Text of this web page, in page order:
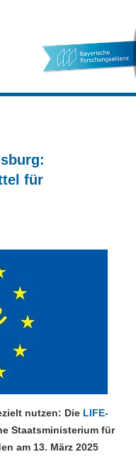
für
nutzen: Die LIFE-
Staatsministerium für
am 13. März 2025